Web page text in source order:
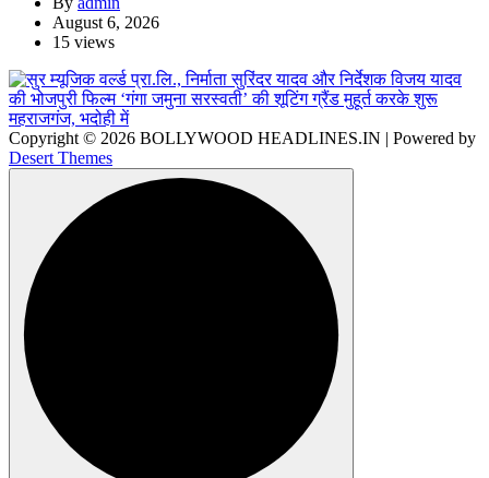
August 6, 2026
15 views
Copyright © 2026 BOLLYWOOD HEADLINES.IN | Powered by
Desert Themes